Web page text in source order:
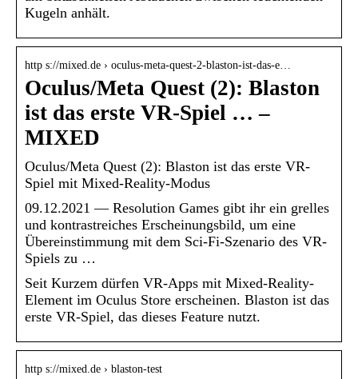
Kugeln anhält.
http s://mixed.de › oculus-meta-quest-2-blaston-ist-das-e…
Oculus/Meta Quest (2): Blaston
ist das erste VR-Spiel … –
MIXED
Oculus/Meta Quest (2): Blaston ist das erste VR-
Spiel mit Mixed-Reality-Modus
09.12.2021 — Resolution Games gibt ihr ein grelles
und kontrastreiches Erscheinungsbild, um eine
Übereinstimmung mit dem Sci-Fi-Szenario des VR-
Spiels zu …
Seit Kurzem dürfen VR-Apps mit Mixed-Reality-
Element im Oculus Store erscheinen. Blaston ist das
erste VR-Spiel, das dieses Feature nutzt.
http s://mixed.de › blaston-test